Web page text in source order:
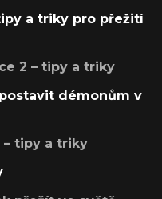
a triky pro přežití
2 – tipy a triky
démonům v
– tipy a triky